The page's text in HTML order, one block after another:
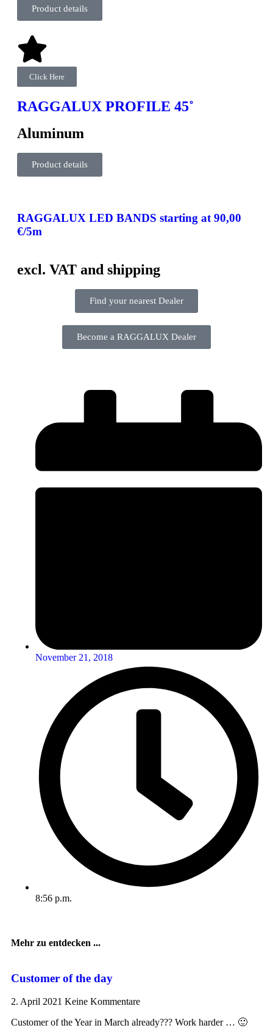
Product details
Click Here
RAGGALUX PROFILE 45˚
Aluminum
Product details
RAGGALUX LED BANDS starting at 90,00
€/5m
excl. VAT and shipping
Find your nearest Dealer
Become a RAGGALUX Dealer
November 21, 2018
8:56 p.m.
Mehr zu entdecken ...
Customer of the day
2. April 2021 Keine Kommentare
Customer of the Year in March already??? Work harder … 🙂